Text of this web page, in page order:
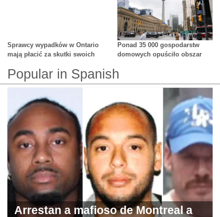
lokalu
Sprawcy wypadków w Ontario
mają płacić za skutki swoich
Ponad 35 000 gospodarstw
domowych opuściło obszar
przeniosło się do innych
części Kanady
Popular in Spanish
Arrestan a mafioso de Montreal a